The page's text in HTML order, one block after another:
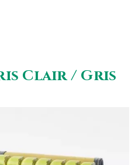
Clair / Gris